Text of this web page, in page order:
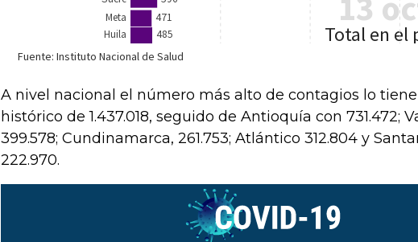
A nivel nacional el número más alto de contagios lo
histórico de 1.437.018, seguido de Antioquía con 731.472;
399.578; Cundinamarca, 261.753; Atlántico 312.804 y
222.970.